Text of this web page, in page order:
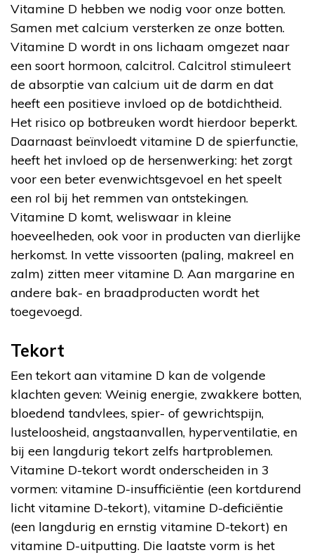
Vitamine D hebben we nodig voor onze botten.
Samen met calcium versterken ze onze botten.
Vitamine D wordt in ons lichaam omgezet naar
een soort hormoon, calcitrol. Calcitrol stimuleert
de absorptie van calcium uit de darm en dat
heeft een positieve invloed op de botdichtheid.
Het risico op botbreuken wordt hierdoor beperkt.
Daarnaast beïnvloedt vitamine D de spierfunctie,
heeft het invloed op de hersenwerking: het zorgt
voor een beter evenwichtsgevoel en het speelt
een rol bij het remmen van ontstekingen.
Vitamine D komt, weliswaar in kleine
hoeveelheden, ook voor in producten van dierlijke
herkomst. In vette vissoorten (paling, makreel en
zalm) zitten meer vitamine D. Aan margarine en
andere bak- en braadproducten wordt het
toegevoegd.
Tekort
Een tekort aan vitamine D kan de volgende
klachten geven: Weinig energie, zwakkere botten,
bloedend tandvlees, spier- of gewrichtspijn,
lusteloosheid, angstaanvallen, hyperventilatie, en
bij een langdurig tekort zelfs hartproblemen.
Vitamine D-tekort wordt onderscheiden in 3
vormen: vitamine D-insufficiëntie (een kortdurend
licht vitamine D-tekort), vitamine D-deficiëntie
(een langdurig en ernstig vitamine D-tekort) en
vitamine D-uitputting. Die laatste vorm is het